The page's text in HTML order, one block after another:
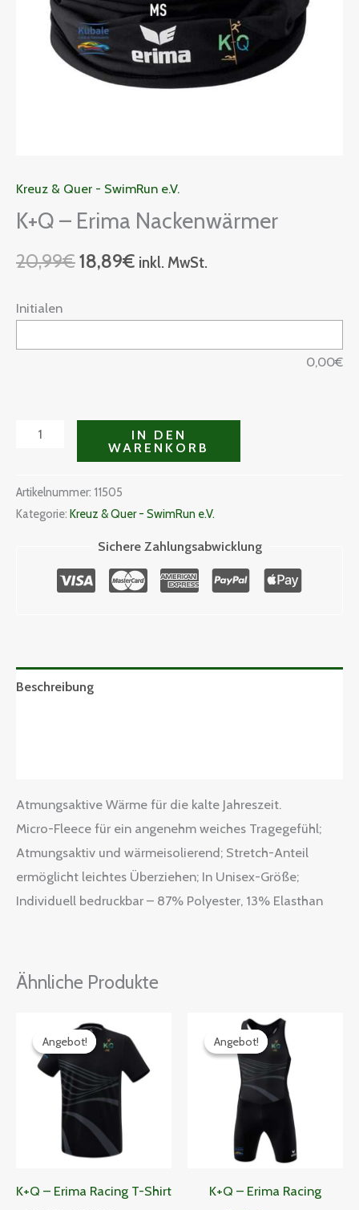
Kreuz & Quer - SwimRun e.V.
K+Q – Erima Nackenwärmer
20,99€18,89€ inkl. MwSt.
Initialen
0,00€
IN DEN
WARENKORB
Artikelnummer: 11505
Kategorie: Kreuz & Quer - SwimRun e.V.
Sichere Zahlungsabwicklung
Beschreibung
Atmungsaktive Wärme für die kalte Jahreszeit.
Micro-Fleece für ein angenehm weiches Tragegefühl;
Atmungsaktiv und wärmeisolierend; Stretch-Anteil
ermöglicht leichtes Überziehen; In Unisex-Größe;
Individuell bedruckbar – 87% Polyester, 13% Elasthan
Ähnliche Produkte
Angebot!
Angebot!
K+Q – Erima Racing T-Shirt
35,99€
bis
38,69€
Angebot!
Angebot!
K+Q – Erima Racing
Ursprünglicher
Preis
war:
63,99€
Aktueller
Preis
ist:
57,59€.